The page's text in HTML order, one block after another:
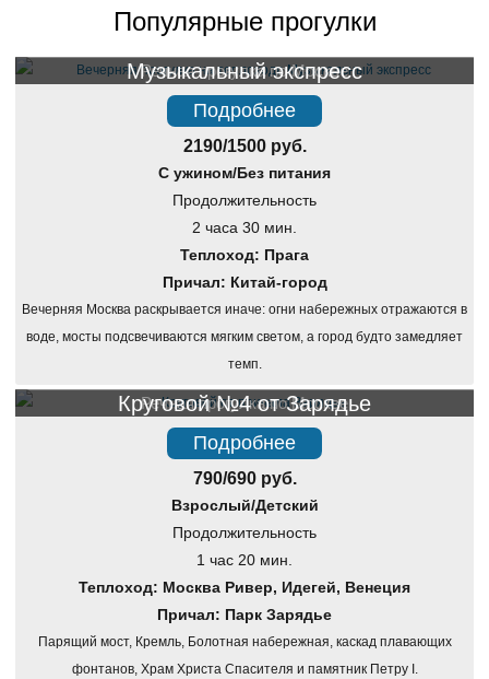
Популярные прогулки
Речная прогулка по Москве
Музыкальный экспресс
Подробнее
2190/1500 руб.
С ужином/Без питания
Продолжительность
2 часа 30 мин.
Теплоход: Прага
Причал: Китай-город
Вечерняя Москва раскрывается иначе: огни набережных отражаются в
воде, мосты подсвечиваются мягким светом, а город будто замедляет
темп.
Речная прогулка по Москве
Круговой №4 от Зарядье
Подробнее
790/690 руб.
Взрослый/Детский
Продолжительность
1 час 20 мин.
Теплоход: Москва Ривер, Идегей, Венеция
Причал: Парк Зарядье
Парящий мост, Кремль, Болотная набережная, каскад плавающих
фонтанов, Храм Христа Спасителя и памятник Петру I.